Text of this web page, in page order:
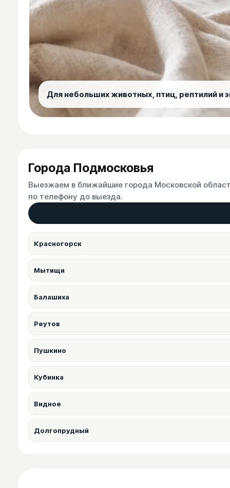
Для небольших животных, птиц, рептилий и
Города Подмосковья
Выезжаем в ближайшие города Московской
по телефону до выезда.
Красногорск
Мытищи
Балашиха
Реутов
Пушкино
Кубинка
Видное
Долгопрудный